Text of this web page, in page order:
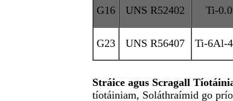
G16 UNS R52402 Ti-
G23 UNS R56407 Ti-6Al-
Stráice agus Scragall
tíotáiniam, Soláthraímid go